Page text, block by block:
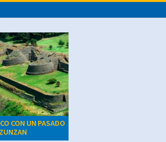
CON UN PASADO